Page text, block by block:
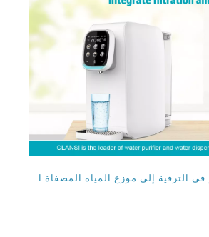
لماذا يجب أن تفكر في الترقية إلى موزع المياه المصفاة الساخنة والباردة للمنزل والمكتب